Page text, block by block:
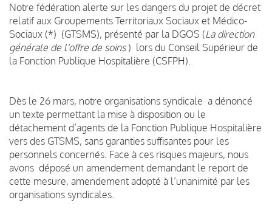
Notre fédération alerte sur les dangers du projet de décret
relatif aux Groupements Territoriaux Sociaux et Médico-
Sociaux (*) (GTSMS), présenté par la DGOS (La direction
générale de l'offre de soins ) lors du Conseil Supérieur de
la Fonction Publique Hospitalière (CSFPH).
Dès le 26 mars, notre organisations syndicale a dénoncé
un texte permettant la mise à disposition ou le
détachement d’agents de la Fonction Publique Hospitalière
vers des GTSMS, sans garanties suffisantes pour les
personnels concernés. Face à ces risques majeurs, nous
avons déposé un amendement demandant le report de
cette mesure, amendement adopté à l’unanimité par les
organisations syndicales.